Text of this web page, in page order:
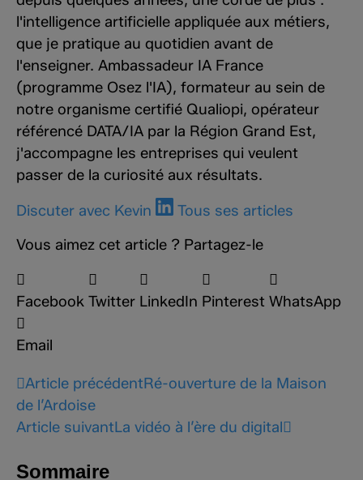
l'intelligence artificielle appliquée aux métiers,
que je pratique au quotidien avant de
l'enseigner. Ambassadeur IA France
(programme Osez l'IA), formateur au sein de
notre organisme certifié Qualiopi, opérateur
référencé DATA/IA par la Région Grand Est,
j'accompagne les entreprises qui veulent
passer de la curiosité aux résultats.
Discuter avec Kevin
Tous ses articles
Vous aimez cet article ? Partagez-le
Facebook Twitter LinkedIn Pinterest WhatsApp
Email
Article précédentRé-ouverture de la Maison
de l’Ardoise
Article suivantLa vidéo à l’ère du digital
Sommaire